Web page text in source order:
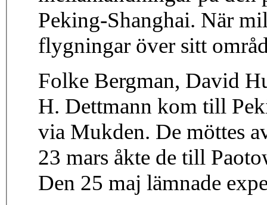
Peking-Shanghai. När
flygningar över sitt
Folke Bergman, David
H. Dettmann kom till
via Mukden. De möttes
23 mars åkte de till
Den 25 maj lämnade